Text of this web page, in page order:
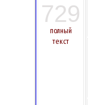
729
полный
текст